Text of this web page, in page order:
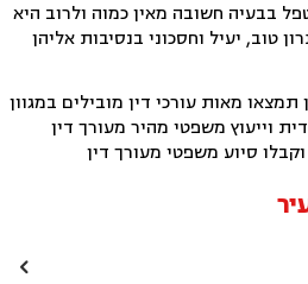
בבעיה חשובה מאין כמוה ולרוב היא
טוב, יעיל וחסכוני בנסיבות אליהן
מאות עורכי דין מובילים במגוון
וייעוץ משפטי מהיר מעורך דין
סיוע משפטי מעורך דין
